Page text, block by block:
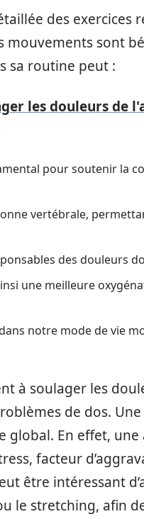
des exercices
sont
sa routine peut :
les douleurs de
pour soutenir la
vertébrale,
des douleurs
une meilleure
notre mode de vie
à soulager les
de dos.
global. En effet,
facteur
être intéressant
le stretching, afin